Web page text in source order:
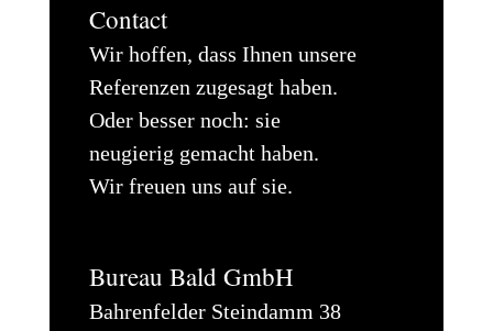
Contact
Wir hoffen, dass Ihnen unsere
Referenzen zugesagt haben.
Oder besser noch: sie
neugierig gemacht haben.
Wir freuen uns auf sie.
Bureau Bald GmbH
Bahrenfelder Steindamm 38